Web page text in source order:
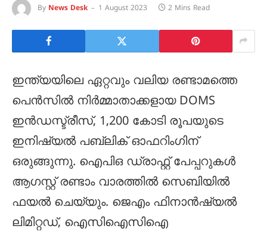
By News Desk 1 August 2023 2 Mins Read
ഇന്ത്യയിലെ ഏറ്റവും വലിയ രണ്ടാമത്തെ
പെൻസിൽ നിർമ്മാതാക്കളായ DOMS
ഇൻഡസ്ട്രീസ്, 1,200 കോടി രൂപയുടെ
ഇനിഷ്യൽ പബ്ലിക് ഓഫറിംഗിന്
ഒരുങ്ങുന്നു. ഐപിഒ ഡ്രാഫ്റ്റ് പേപ്പറുകൾ
ആഗസ്റ്റ് രണ്ടാം വാരത്തിൽ സെബിയിൽ
ഫയൽ ചെയ്യും. ജെഎം ഫിനാൻഷ്യൽ
ലിമിറ്റഡ്, ഐസിഐസിഐ